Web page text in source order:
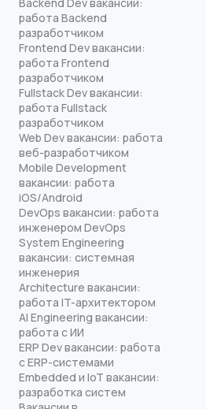
работа Backend
разработчиком
Frontend Dev вакансии:
работа Frontend
разработчиком
Fullstack Dev вакансии:
работа Fullstack
разработчиком
Web Dev вакансии: работа
веб-разработчиком
Mobile Development
вакансии: работа
iOS/Android
DevOps вакансии: работа
инженером DevOps
System Engineering
вакансии: системная
инженерия
Architecture вакансии:
работа IT-архитектором
AI Engineering вакансии:
работа с ИИ
ERP Dev вакансии: работа
с ERP-системами
Embedded и IoT вакансии:
разработка систем